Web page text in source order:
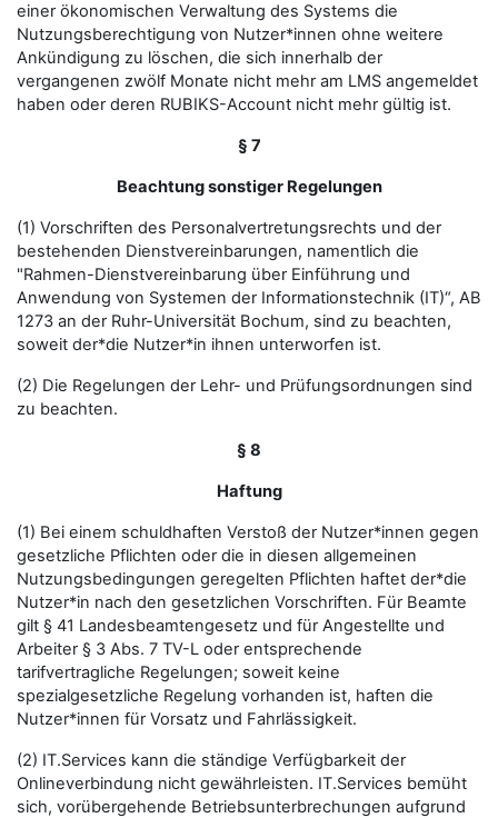
einer ökonomischen Verwaltung des Systems die
Nutzungsberechtigung von Nutzer*innen ohne weitere
Ankündigung zu löschen, die sich innerhalb der
vergangenen zwölf Monate nicht mehr am LMS angemeldet
haben oder deren RUBIKS-Account nicht mehr gültig ist.
§ 7
Beachtung sonstiger Regelungen
(1) Vorschriften des Personalvertretungsrechts und der
bestehenden Dienstvereinbarungen, namentlich die
"Rahmen-Dienstvereinbarung über Einführung und
Anwendung von Systemen der Informationstechnik (IT)“, AB
1273 an der Ruhr-Universität Bochum, sind zu beachten,
soweit der*die Nutzer*in ihnen unterworfen ist.
(2) Die Regelungen der Lehr- und Prüfungsordnungen sind
zu beachten.
§ 8
Haftung
(1) Bei einem schuldhaften Verstoß der Nutzer*innen gegen
gesetzliche Pflichten oder die in diesen allgemeinen
Nutzungsbedingungen geregelten Pflichten haftet der*die
Nutzer*in nach den gesetzlichen Vorschriften. Für Beamte
gilt § 41 Landesbeamtengesetz und für Angestellte und
Arbeiter § 3 Abs. 7 TV-L oder entsprechende
tarifvertragliche Regelungen; soweit keine
spezialgesetzliche Regelung vorhanden ist, haften die
Nutzer*innen für Vorsatz und Fahrlässigkeit.
(2) IT.Services kann die ständige Verfügbarkeit der
Onlineverbindung nicht gewährleisten. IT.Services bemüht
sich, vorübergehende Betriebsunterbrechungen aufgrund